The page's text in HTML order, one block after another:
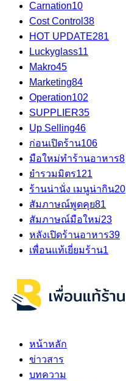
Carnation10
Cost Control 38
HOT UPDATE281
Luckyglass11
Makro45
Marketing84
Operation102
SUPPLIER35
Up Selling46
ก่อนเปิดร้าน106
มือใหม่ทำร้านอาหาร8
ยำรวมมิตร121
ร้านน่านั่ง เมนูน่ากิน20
สัมภาษณ์พูดคุย81
สัมภาษณ์มือใหม่23
หลังเปิดร้านอาหาร39
เพื่อนแท้เยี่ยมร้าน1
หน้าหลัก
ข่าวสาร
บทความ